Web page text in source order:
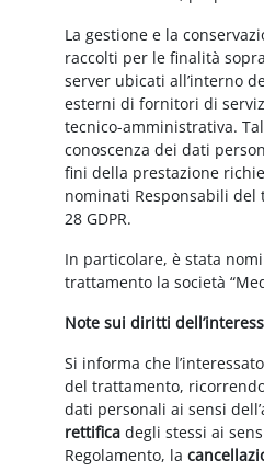
La gestione e la
raccolti per le finalità
server ubicati all’interno
esterni di fornitori di
tecnico-amministrativa.
conoscenza dei dati
fini della prestazione
nominati Responsabili del
28 GDPR.
In particolare, è stata
trattamento la società
Note sui diritti
Si informa che
del trattamento,
dati personali ai sensi
rettificadegli stessi ai
Regolamento, la